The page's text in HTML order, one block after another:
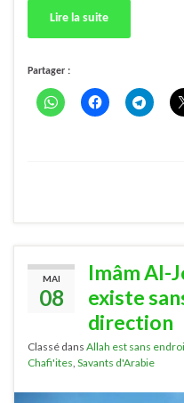
Lire la suite
Partager :
MAI
08
Imâm Al-
existe
direction
Classé dans Allah est sans
Chafi'ites Savants d'Arabie